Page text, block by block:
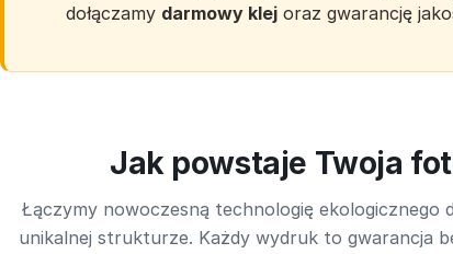
dołączamy darmowy klej oraz gwarancję
Jak powstaje Twoja
Łączymy nowoczesną technologię ekologicznego
unikalnej strukturze. Każdy wydruk to gwarancja